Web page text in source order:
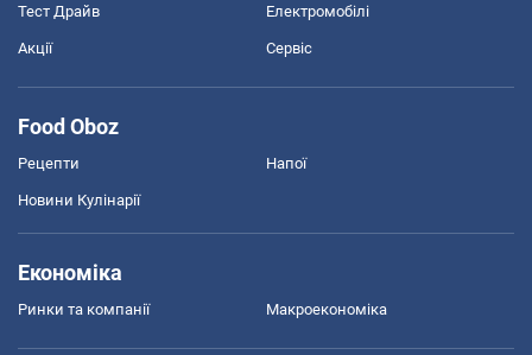
Тест Драйв Електромобілі
Акції Сервіс
Food Oboz
Рецепти Напої
Новини Кулінарії
Економіка
Ринки та компанії Макроекономіка